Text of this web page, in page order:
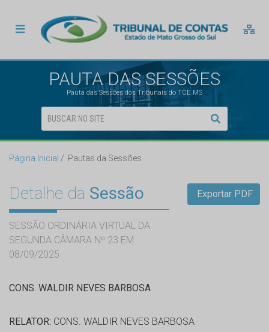
PAUTA DAS SESSÕES
Pauta das Sessões dos Tribunais do TCE MS
Página Inicial Pautas da Sessões
Detalhe da Sessão
SESSÃO ORDINÁRIA VIRTUAL DA
SEGUNDA CÂMARA Nº 23 EM
08/09/2025
Exportar PDF
CONS. WALDIR NEVES BARBOSA
RELATOR: CONS. WALDIR NEVES BARBOSA